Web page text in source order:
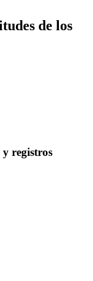
de los
registros